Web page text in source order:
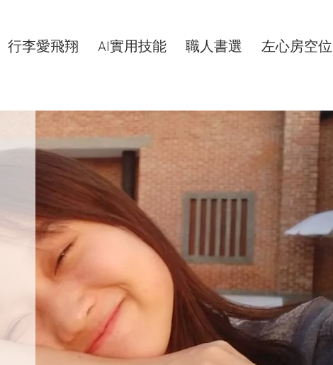
行李愛飛翔 AI實用技能 職人書選 左心房空位